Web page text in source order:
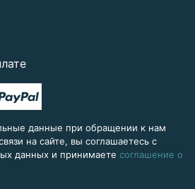
данные при обращении к нам
на сайте, вы соглашаетесь с
данных и принимаете соглашение о